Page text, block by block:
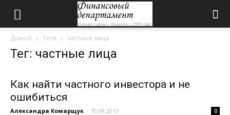
Домой Теги частные лица
Тег: частные лица
Как найти частного инвестора и не
ошибиться
Александра Комарщук - 10.09.2013 0